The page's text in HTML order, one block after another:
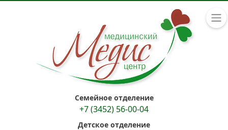
Семейное отделение
+7 (3452) 56-00-04
Детское отделение